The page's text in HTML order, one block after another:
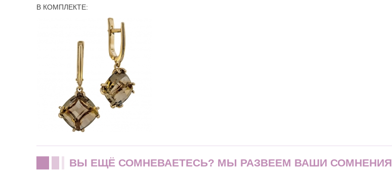
В КОМПЛЕКТЕ:
ВЫ ЕЩЁ СОМНЕВАЕТЕСЬ? МЫ РАЗВЕЕМ ВАШИ СОМНЕНИЯ